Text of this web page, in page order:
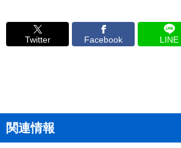
Twitter Facebook LINE
関連情報